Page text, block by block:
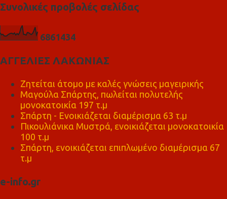
Συνολικές προβολές σελίδας
6861434
ΑΓΓΕΛΙΕΣ ΛΑΚΩΝΙΑΣ
Ζητείται άτομο με καλές γνώσεις μαγειρικής
Μαγούλα Σπάρτης, πωλείται πολυτελής
μονοκατοικία 197 τ.μ
Σπάρτη - Ενοικιάζεται διαμέρισμα 63 τ.μ
Πικουλιάνικα Μυστρά, ενοικιάζεται μονοκατοικία
100 τ.μ
Σπάρτη, ενοικιάζεται επιπλωμένο διαμέρισμα 67
τ.μ
e-info.gr